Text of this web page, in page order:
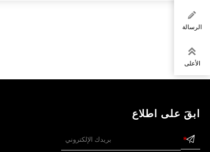
ابقَ على اطلاع


الرسالة

الأعلى